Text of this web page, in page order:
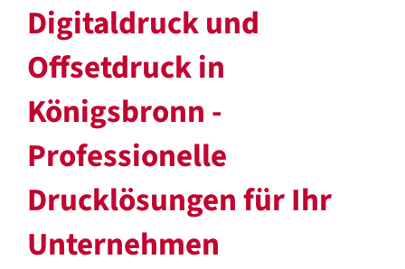
Digitaldruck und
Offsetdruck in
Königsbronn -
Professionelle
Drucklösungen für Ihr
Unternehmen